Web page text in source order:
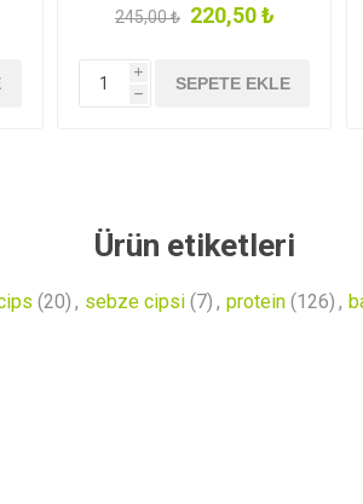
245,00 ₺ 220,50 ₺
i
h
SEPETE EKLE
Ürün etiketleri
(20) , sebze cipsi (7) , protein (126) ,